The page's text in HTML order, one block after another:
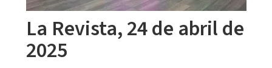
La Revista, 24 de abril de
2025